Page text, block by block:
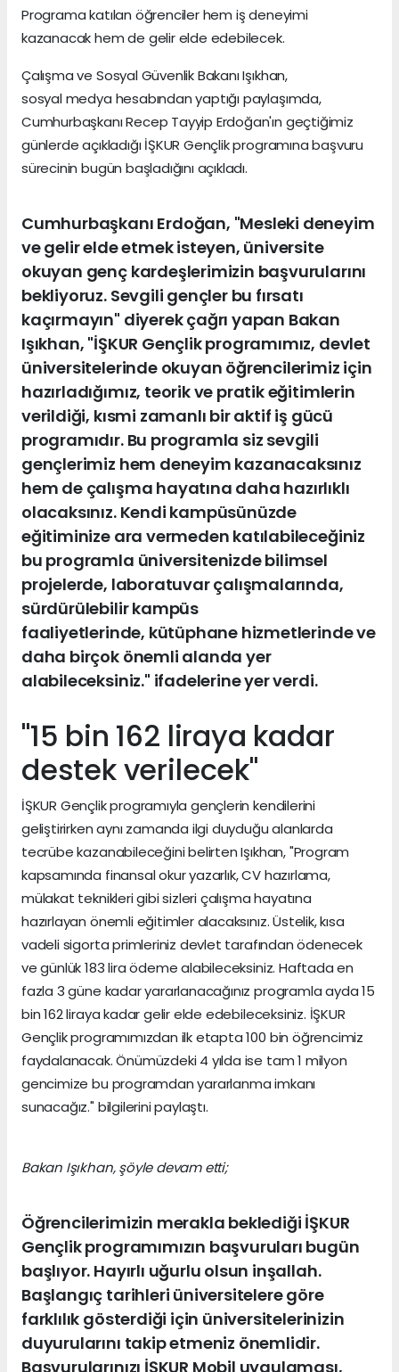
Programa katılan öğrenciler hem iş deneyimi
kazanacak hem de gelir elde edebilecek.
Çalışma ve Sosyal Güvenlik Bakanı Işıkhan,
sosyal medya hesabından yaptığı paylaşımda,
Cumhurbaşkanı Recep Tayyip Erdoğan'ın geçtiğimiz
günlerde açıkladığı İŞKUR Gençlik programına başvuru
sürecinin bugün başladığını açıkladı.
Cumhurbaşkanı Erdoğan, "Mesleki deneyim
ve gelir elde etmek isteyen, üniversite
okuyan genç kardeşlerimizin başvurularını
bekliyoruz. Sevgili gençler bu fırsatı
kaçırmayın" diyerek çağrı yapan Bakan
Işıkhan, "İŞKUR Gençlik programımız, devlet
üniversitelerinde okuyan öğrencilerimiz için
hazırladığımız, teorik ve pratik eğitimlerin
verildiği, kısmi zamanlı bir aktif iş gücü
programıdır. Bu programla siz sevgili
gençlerimiz hem deneyim kazanacaksınız
hem de çalışma hayatına daha hazırlıklı
olacaksınız. Kendi kampüsünüzde
eğitiminize ara vermeden katılabileceğiniz
bu programla üniversitenizde bilimsel
projelerde, laboratuvar çalışmalarında,
sürdürülebilir kampüs
faaliyetlerinde, kütüphane hizmetlerinde ve
daha birçok önemli alanda yer
alabileceksiniz." ifadelerine yer verdi.
"15 bin 162 liraya kadar
destek verilecek"
İŞKUR Gençlik programıyla gençlerin kendilerini
geliştirirken aynı zamanda ilgi duyduğu alanlarda
tecrübe kazanabileceğini belirten Işıkhan, "Program
kapsamında finansal okur yazarlık, CV hazırlama,
mülakat teknikleri gibi sizleri çalışma hayatına
hazırlayan önemli eğitimler alacaksınız. Üstelik, kısa
vadeli sigorta primleriniz devlet tarafından ödenecek
ve günlük 183 lira ödeme alabileceksiniz. Haftada en
fazla 3 güne kadar yararlanacağınız programla ayda 15
bin 162 liraya kadar gelir elde edebileceksiniz. İŞKUR
Gençlik programımızdan ilk etapta 100 bin öğrencimiz
faydalanacak. Önümüzdeki 4 yılda ise tam 1 milyon
gencimize bu programdan yararlanma imkanı
sunacağız." bilgilerini paylaştı.
Bakan Işıkhan, şöyle devam etti;
Öğrencilerimizin merakla beklediği İŞKUR
Gençlik programımızın başvuruları bugün
başlıyor. Hayırlı uğurlu olsun inşallah.
Başlangıç tarihleri üniversitelere göre
farklılık gösterdiği için üniversitelerinizin
duyurularını takip etmeniz önemlidir.
Başvurularınızı İŞKUR Mobil uygulaması,